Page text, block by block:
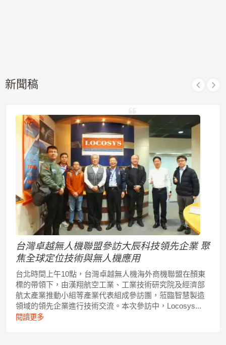
新聞稿
台灣卓越無人機聯盟參訪大辰科技領先企業 聚
焦全球定位技術與無人機應用
台北時間上午10點，台灣卓越無人機海外商機聯盟在顏東
標的帶領下，由漢翔航空工業、工業技術研究院及經濟部
航太產業推動小組等產業代表組成參訪團，蒞臨智慧製造
領域的領先企業進行技術交流。本次參訪中，Locosys...
閱讀更多